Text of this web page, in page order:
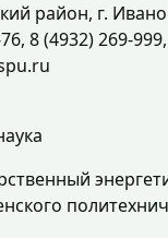
район, г.
8 (4932) 269-